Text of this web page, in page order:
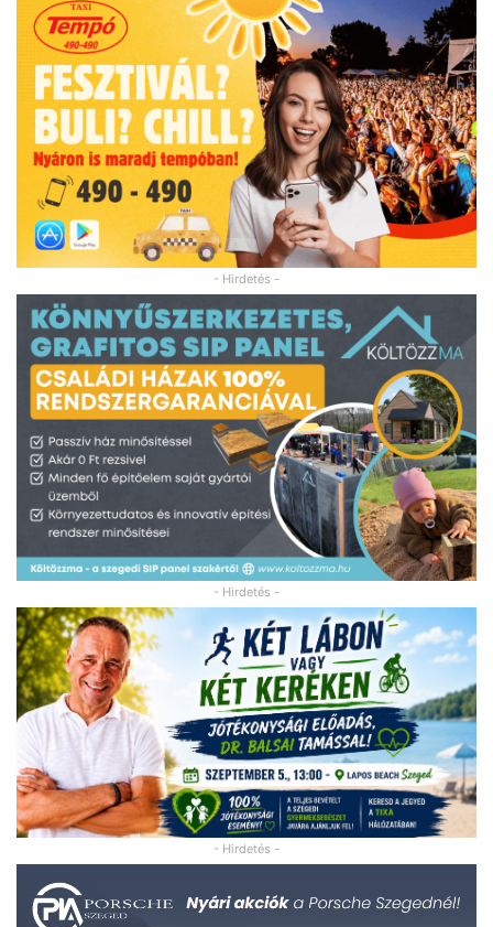
- Hirdetés -
- Hirdetés -
- Hirdetés -